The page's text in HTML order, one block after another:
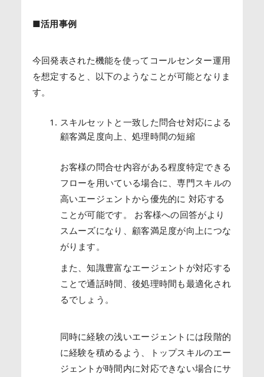
■活用事例
今回発表された機能を使ってコールセンター運用
を想定すると、以下のようなことが可能となりま
す。
スキルセットと一致した問合せ対応による
顧客満足度向上、処理時間の短縮
お客様の問合せ内容がある程度特定できる
フローを用いている場合に、専門スキルの
高いエージェントから優先的に 対応する
ことが可能です。 お客様への回答がより
スムーズになり、顧客満足度が向上につな
がります。
また、知識豊富なエージェントが対応する
ことで通話時間、後処理時間も最適化され
るでしょう。
同時に経験の浅いエージェントには段階的
に経験を積めるよう、トップスキルのエー
ジェントが時間内に対応できない場合にサ